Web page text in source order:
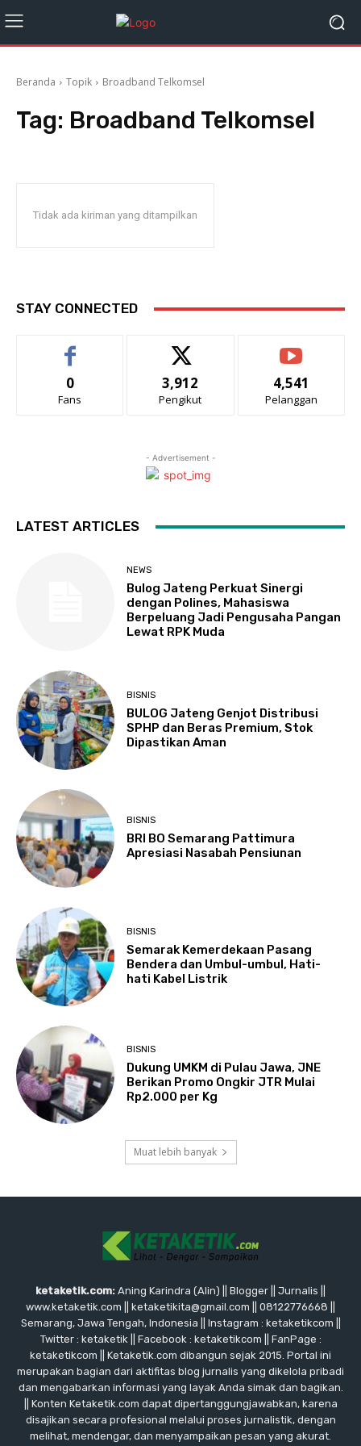
Beranda Topik Broadband Telkomsel
Tag: Broadband Telkomsel
Tidak ada kiriman yang ditampilkan
STAY CONNECTED
0
Fans
3,912
Pengikut
4,541
Pelanggan
- Advertisement -
LATEST ARTICLES
NEWS
Bulog Jateng Perkuat Sinergi
dengan Polines, Mahasiswa
Berpeluang Jadi Pengusaha Pangan
Lewat RPK Muda
BISNIS
BULOG Jateng Genjot Distribusi
SPHP dan Beras Premium, Stok
Dipastikan Aman
BISNIS
BRI BO Semarang Pattimura
Apresiasi Nasabah Pensiunan
BISNIS
Semarak Kemerdekaan Pasang
Bendera dan Umbul-umbul, Hati-
hati Kabel Listrik
BISNIS
Dukung UMKM di Pulau Jawa, JNE
Berikan Promo Ongkir JTR Mulai
Rp2.000 per Kg
Muat lebih banyak
ketaketik.com: Aning Karindra (Alin) || Blogger || Jurnalis ||
www.ketaketik.com || ketaketikita@gmail.com || 08122776668 ||
Semarang, Jawa Tengah, Indonesia || Instagram : ketaketikcom ||
Twitter : ketaketik || Facebook : ketaketikcom || FanPage :
ketaketikcom || Ketaketik.com dibangun sejak 2015. Portal ini
merupakan bagian dari aktifitas blog jurnalis yang dikelola pribadi
dan mengabarkan informasi yang layak Anda simak dan bagikan.
|| Konten Ketaketik.com dapat dipertanggungjawabkan, karena
disajikan secara profesional melalui proses jurnalistik, dengan
melihat, mendengar, dan menyampaikan pesan yang akurat.